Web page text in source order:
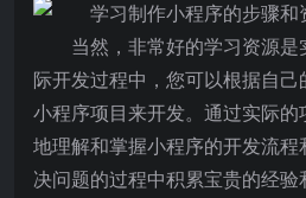
当然，非常好的学习资源
际开发过程中，您可以根据自
小程序项目来开发。通过实际
地理解和掌握小程序的开发流
决问题的过程中积累宝贵的经验